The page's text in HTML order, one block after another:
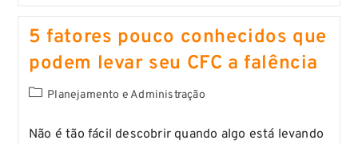
5 fatores pouco conhecidos que
podem levar seu CFC a falência
Planejamento e Administração
Não é tão fácil descobrir quando algo está levando